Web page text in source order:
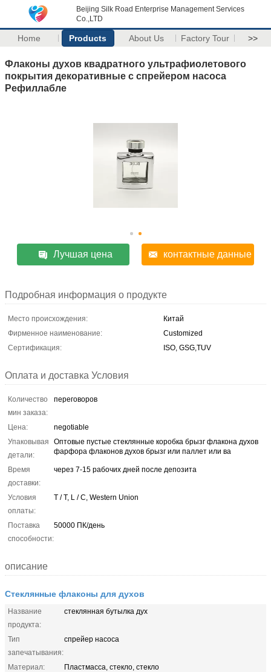
Beijing Silk Road Enterprise Management Services
Co.,LTD
Home Products About Us Factory Tour >>
Флаконы духов квадратного ультрафиолетового
покрытия декоративные с спрейером насоса
Рефиллабле
Лучшая цена контактные данные
Подробная информация о продукте
Место происхождения:
Китай
Фирменное наименование:
Customized
Сертификация:
ISO, GSG,TUV
Оплата и доставка Условия
Количество
мин заказа:
переговоров
Цена:
negotiable
Упаковывая
детали:
Оптовые пустые стеклянные коробка брызг флакона духов
фарфора флаконов духов брызг или паллет или ва
Время
доставки:
через 7-15 рабочих дней после депозита
Условия
оплаты:
T / T, L / C, Western Union
Поставка
способности:
50000 ПК/день
описание
Стеклянные флаконы для духов
Название
продукта:
стеклянная бутылка дух
Тип
запечатывания:
спрейер насоса
Материал:
Пластмасса, стекло, стекло